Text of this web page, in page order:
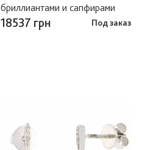
бриллиантами и сапфирами
18537 грн Под заказ